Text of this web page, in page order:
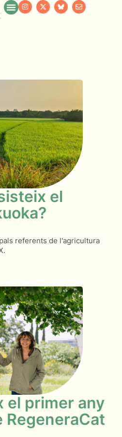
el
referents de l'agricultura
el primer any
RegeneraCat